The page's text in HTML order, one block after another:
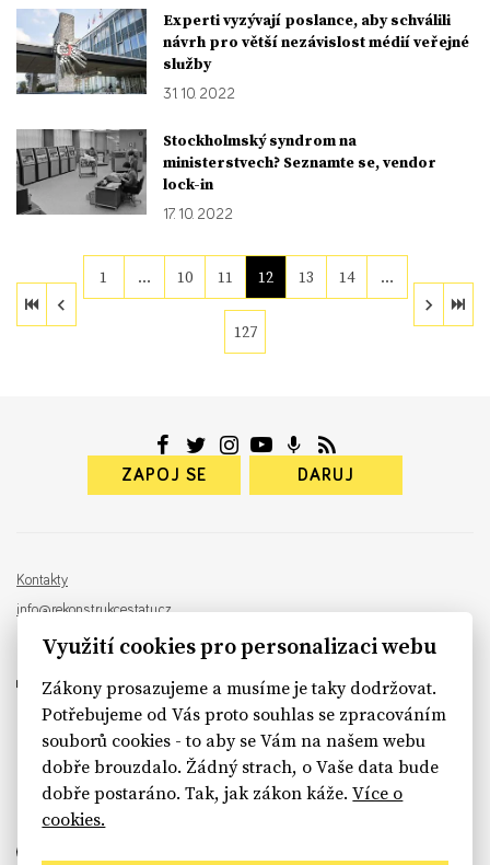
Experti vyzývají poslance, aby schválili
návrh pro větší nezávislost médií veřejné
služby
31. 10. 2022
Stockholmský syndrom na
ministerstvech? Seznamte se, vendor
lock-in
17. 10. 2022
1 … 10 11 12 13 14 …
127
ZAPOJ SE DARUJ
Kontakty
info@rekonstrukcestatu.cz
Návrh a vývoj: Sinfin , ilustrace:
sinfin.digital
Využití cookies pro personalizaci webu
Zákony prosazujeme a musíme je taky dodržovat.
Potřebujeme od Vás proto souhlas se zpracováním
souborů cookies - to aby se Vám na našem webu
dobře brouzdalo. Žádný strach, o Vaše data bude
dobře postaráno. Tak, jak zákon káže.Více o
cookies.